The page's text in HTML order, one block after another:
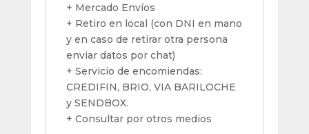
+ Mercado Envíos
+ Retiro en local (con DNI en mano
y en caso de retirar otra persona
enviar datos por chat)
+ Servicio de encomiendas:
CREDIFIN, BRIO, VIA BARILOCHE
y SENDBOX.
+ Consultar por otros medios